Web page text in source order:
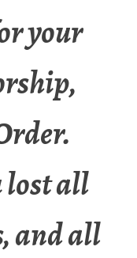
your
lost all
and all